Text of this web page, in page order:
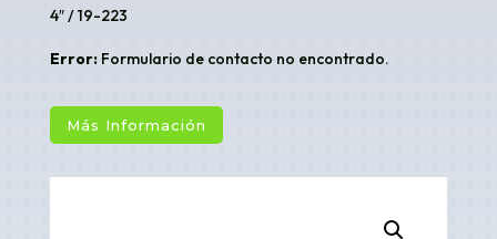
4″ / 19-223
Error:Formulario de contacto no encontrado.
Más Información